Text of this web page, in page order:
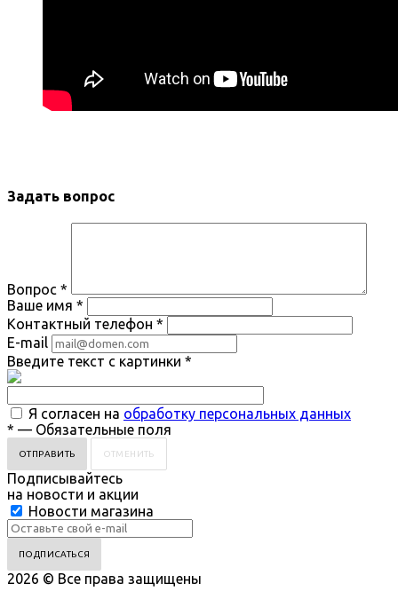
Задать вопрос
Вопрос *
Ваше имя *
Контактный телефон *
E-mail
Введите текст с картинки *
Я согласен на обработку персональных данных
* — Обязательные поля
ОТМЕНИТЬ
Подписывайтесь
на новости и акции
Новости магазина
2026 © Все права защищены